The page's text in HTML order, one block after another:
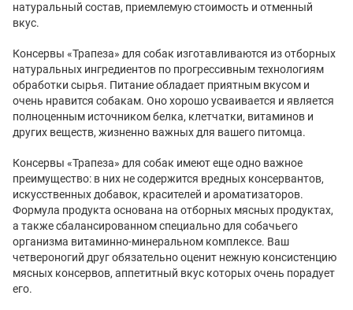
натуральный состав, приемлемую стоимость и отменный
вкус.
Консервы «Трапеза» для собак изготавливаются из отборных
натуральных ингредиентов по прогрессивным технологиям
обработки сырья. Питание обладает приятным вкусом и
очень нравится собакам. Оно хорошо усваивается и является
полноценным источником белка, клетчатки, витаминов и
других веществ, жизненно важных для вашего питомца.
Консервы «Трапеза» для собак имеют еще одно важное
преимущество: в них не содержится вредных консервантов,
искусственных добавок, красителей и ароматизаторов.
Формула продукта основана на отборных мясных продуктах,
а также сбалансированном специально для собачьего
организма витаминно-минеральном комплексе. Ваш
четвероногий друг обязательно оценит нежную консистенцию
мясных консервов, аппетитный вкус которых очень порадует
его.